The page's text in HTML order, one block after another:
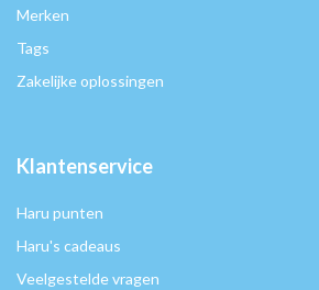
Merken
Tags
Zakelijke oplossingen
Klantenservice
Haru punten
Haru's cadeaus
Veelgestelde vragen